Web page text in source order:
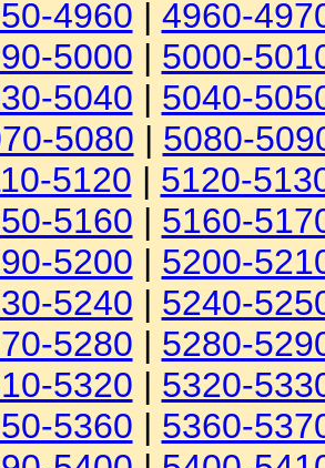
4960 | 4960-
5000 | 5000-
5040 | 5040-
5080 | 5080-
5120 | 5120-
5160 | 5160-
5200 | 5200-
5240 | 5240-
5280 | 5280-
5320 | 5320-
5360 | 5360-